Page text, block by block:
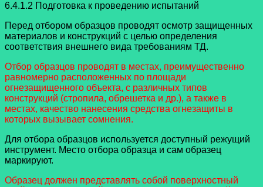
6.4.1.2 Подготовка к проведению испытаний
Перед отбором образцов проводят осмотр защищенных
материалов и конструкций с целью определения
соответствия внешнего вида требованиям ТД.
Отбор образцов проводят в местах, преимущественно
равномерно расположенных по площади
огнезащищенного объекта, с различных типов
конструкций (стропила, обрешетка и др.), а также в
местах, качество нанесения средства огнезащиты в
которых вызывает сомнения.
Для отбора образцов используется доступный режущий
инструмент. Место отбора образца и сам образец
маркируют.
Образец должен представлять собой поверхностный